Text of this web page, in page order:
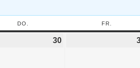
DO. FR.
30